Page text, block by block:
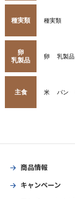
種実類 種実類
卵
乳製品
卵 乳製品
主食 米 パン
商品情報
キャンペーン